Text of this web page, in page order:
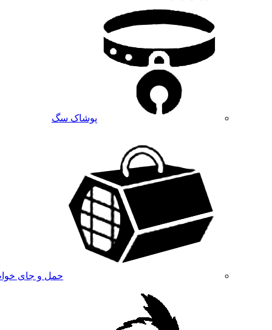
پوشاک سگ
حمل و جای